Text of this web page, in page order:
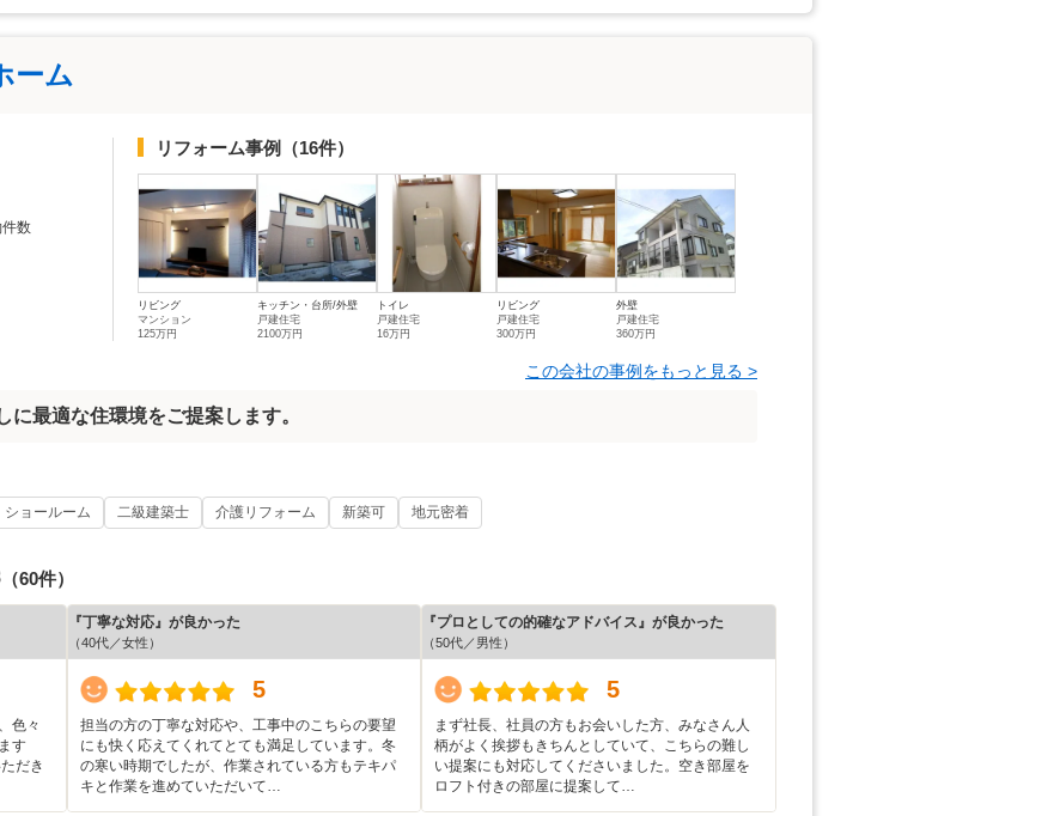
ーム
数
リフォーム事例 （16件）
リビング
マンション
125万円
キッチン・台所/外壁
戸建住宅
2100万円
トイレ
戸建住宅
16万円
リビング
戸建住宅
300万円
外壁
戸建住宅
360万円
この会社の事例をもっと見る >
最適な住環境をご提案します。
ショールーム 二級建築士 介護リフォーム 新築可 地元密着
（60件）
色々
す
だき
『丁寧な対応』が良かった
（40代／女性）
5
担当の方の丁寧な対応や、工事中のこちらの要望
にも快く応えてくれてとても満足しています。冬
の寒い時期でしたが、作業されている方もテキパ
キと作業を進めていただいて…
『プロとしての的確なアドバイス』が良かった
（50代／男性）
5
まず社長、社員の方もお会いした方、みなさん人
柄がよく挨拶もきちんとしていて、こちらの難し
い提案にも対応してくださいました。空き部屋を
ロフト付きの部屋に提案して…